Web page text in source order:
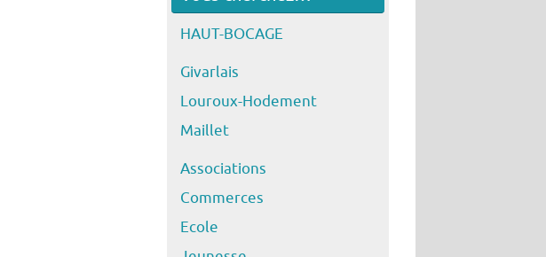
HAUT-BOCAGE
Givarlais
Louroux-Hodement
Maillet
Associations
Commerces
Ecole